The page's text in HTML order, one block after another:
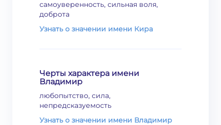
самоуверенность, сильная воля,
доброта
Узнать о значении имени Кира
Черты характера имени
Владимир
любопытство, сила,
непредсказуемость
Узнать о значении имени Владимир